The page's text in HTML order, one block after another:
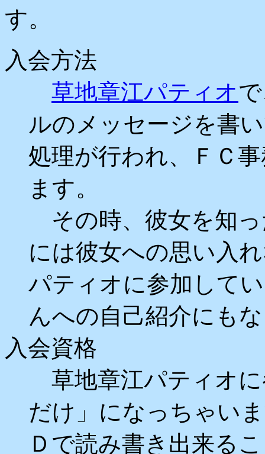
す。
入会方法
草地章江パティオ
ルのメッセージを書
処理が行われ、ＦＣ
ます。
その時、彼女を知
には彼女への思い入
パティオに参加して
んへの自己紹介にも
入会資格
草地章江パティオ
だけ」になっちゃい
Ｄで読み書き出来る